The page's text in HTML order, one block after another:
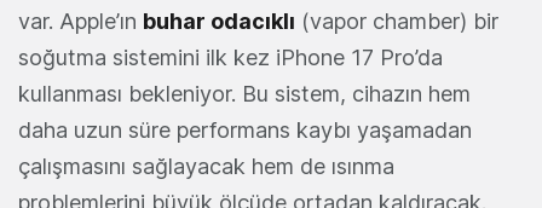
var. Apple’ın buhar odacıklı (vapor chamber) bir
soğutma sistemini ilk kez iPhone 17 Pro’da
kullanması bekleniyor. Bu sistem, cihazın hem
daha uzun süre performans kaybı yaşamadan
çalışmasını sağlayacak hem de ısınma
problemlerini büyük ölçüde ortadan kaldıracak.